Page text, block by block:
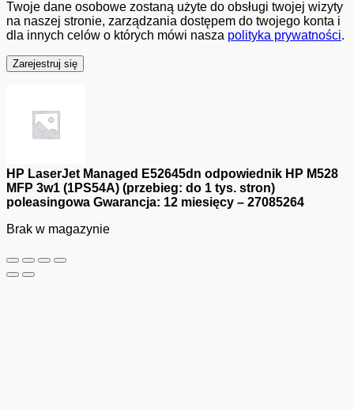
Twoje dane osobowe zostaną użyte do obsługi twojej wizyty
na naszej stronie, zarządzania dostępem do twojego konta i
dla innych celów o których mówi nasza polityka prywatności.
Zarejestruj się
HP LaserJet Managed E52645dn odpowiednik HP M528
MFP 3w1 (1PS54A) (przebieg: do 1 tys. stron)
poleasingowa Gwarancja: 12 miesięcy – 27085264
Brak w magazynie